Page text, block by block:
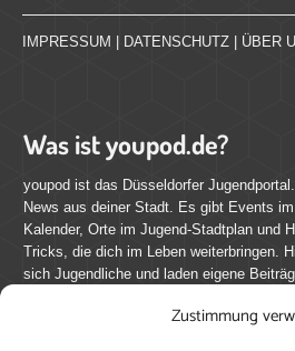
Zustimmung
IMPRESSUM | DATENSCHUTZ | ÜBER
Was ist youpod.de?
youpod ist das Düsseldorfer
News aus deiner Stadt. Es gibt Events
Kalender, Orte im Jugend-Stadtplan und
Tricks, die dich im Leben weiterbringen.
sich Jugendliche und laden eigene